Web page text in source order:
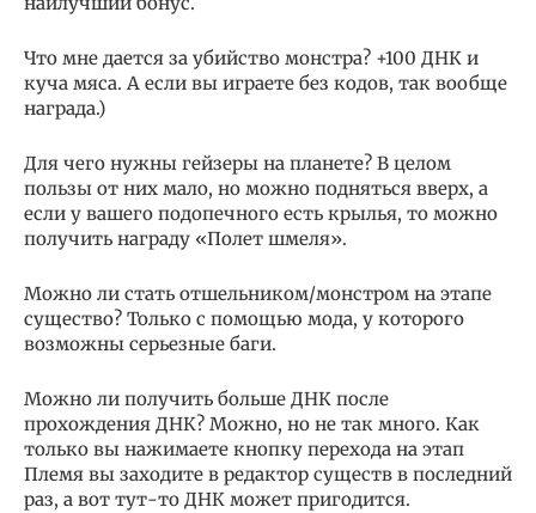
Что мне дается за убийство монстра? +100 ДНК и
куча мяса. А если вы играете без кодов, так вообще
награда.)
Для чего нужны гейзеры на планете? В целом
пользы от них мало, но можно подняться вверх, а
если у вашего подопечного есть крылья, то можно
получить награду «Полет шмеля».
Можно ли стать отшельником/монстром на этапе
существо? Только с помощью мода, у которого
возможны серьезные баги.
Можно ли получить больше ДНК после
прохождения ДНК? Можно, но не так много. Как
только вы нажимаете кнопку перехода на этап
Племя вы заходите в редактор существ в последний
раз, а вот тут-то ДНК может пригодится.